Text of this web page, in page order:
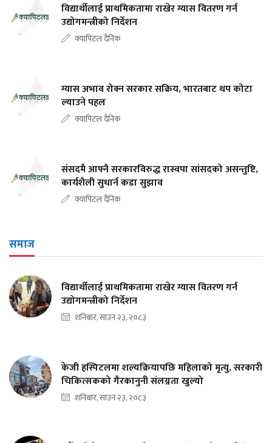
विद्यार्थीलाई प्राथमिकतामा राखेर ग्यास वितरण गर्न
उद्योगमन्त्रीको निर्देशन
क्यापिटल दैनिक
ग्यास अभाव रोक्न सरकार सक्रिय, भारतबाट थप कोटा
ल्याउने पहल
क्यापिटल दैनिक
संसदमै आफ्नै सरकारविरुद्ध रास्वपा सांसदको असन्तुष्टि,
कार्यशैली सुधार्न कडा सुझाव
क्यापिटल दैनिक
समाज
विद्यार्थीलाई प्राथमिकतामा राखेर ग्यास वितरण गर्न
उद्योगमन्त्रीको निर्देशन
शनिबार, साउन २३, २०८३
केजी हस्पिटलमा शल्यक्रियापछि महिलाको मृत्यु, सरकारी
चिकित्सकको गैरकानुनी संलग्नता खुल्यो
शनिबार, साउन २३, २०८३